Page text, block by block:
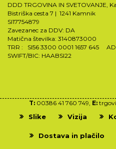
DDD TRGOVINA IN SVETOVANJE,
Bistriška cesta 7 | 1241 Kamnik
SI17754879
Zavezanec za DDV: DA
Matična številka: 3140873000
TRR : SI56 3300 0001 1657 645
SWIFT/BIC: HAABSI22
T:00386 41 760 749, E:
Slike Vizija
Dostava in plačilo